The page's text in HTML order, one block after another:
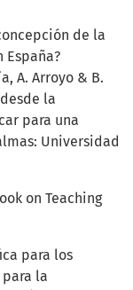
de la
A. Arroyo & B.
la
para una
Universidad
on Teaching
para los
la